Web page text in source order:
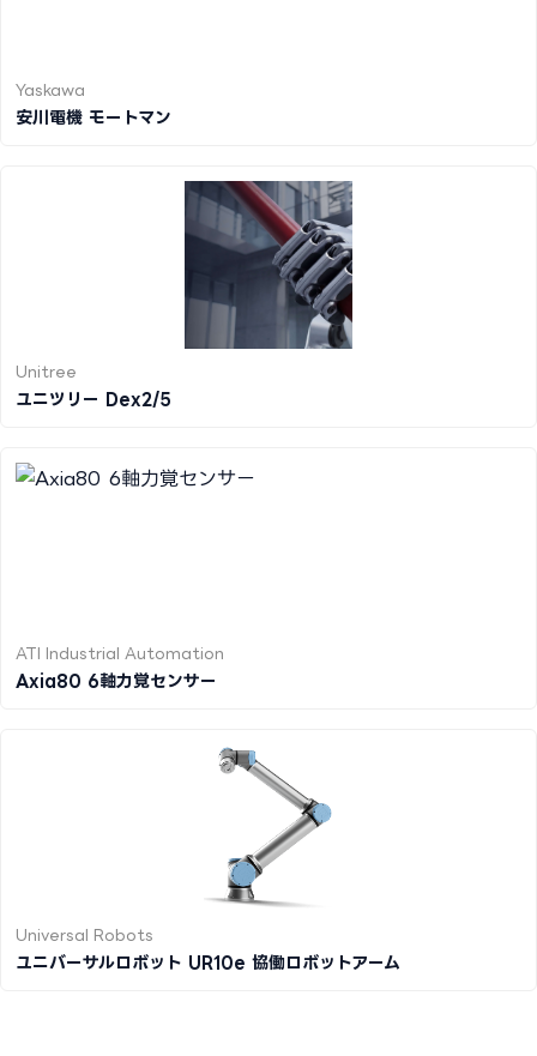
Yaskawa
安川電機 モートマン
Unitree
ユニツリー Dex2/5
ATI Industrial Automation
Axia80 6軸力覚センサー
Universal Robots
ユニバーサルロボット UR10e 協働ロボットアーム